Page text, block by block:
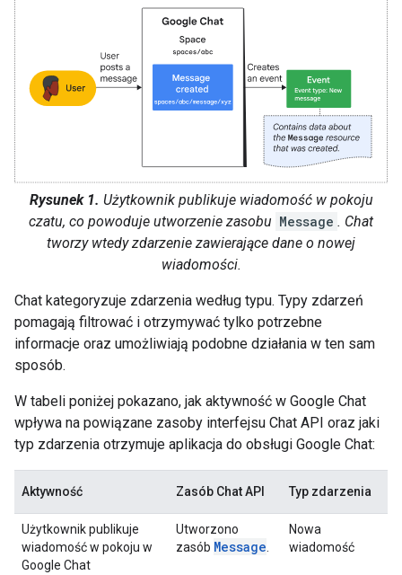
Rysunek 1. Użytkownik publikuje wiadomość w pokoju
czatu, co powoduje utworzenie zasobu Message . Chat
tworzy wtedy zdarzenie zawierające dane o nowej
wiadomości.
Chat kategoryzuje zdarzenia według typu. Typy zdarzeń
pomagają filtrować i otrzymywać tylko potrzebne
informacje oraz umożliwiają podobne działania w ten sam
sposób.
W tabeli poniżej pokazano, jak aktywność w Google Chat
wpływa na powiązane zasoby interfejsu Chat API oraz jaki
typ zdarzenia otrzymuje aplikacja do obsługi Google Chat:
Aktywność Zasób Chat API Typ zdarzenia
Użytkownik publikuje
wiadomość w pokoju w
Google Chat
Utworzono
zasób Message.
Nowa
wiadomość